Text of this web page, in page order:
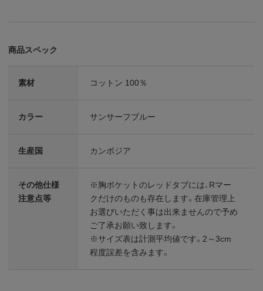
商品スペック
素材 コットン 100％
カラー サンサーフブルー
生産国 カンボジア
その他仕様
注意点等
※胸ポケットのレッドタブには、Rマー
クだけのものも存在します。在庫管理上
お選びいただく事は出来ませんので予め
ご了承お願い致します。
※サイズ表は計測平均値です。2～3cm
程度誤差を含みます。